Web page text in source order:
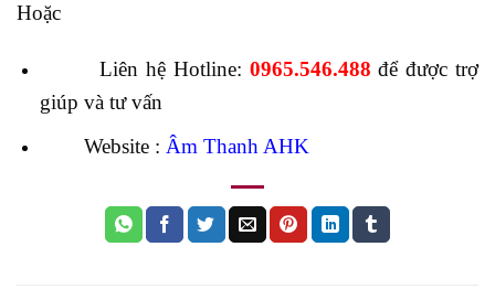
Hoặc
Liên hệ Hotline: 0965.546.488 để được trợ
giúp và tư vấn
Website : Âm Thanh AHK